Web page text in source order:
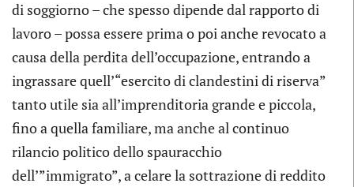
di soggiorno – che spesso dipende dal rapporto di
lavoro – possa essere prima o poi anche revocato a
causa della perdita dell’occupazione, entrando a
ingrassare quell’“esercito di clandestini di riserva”
tanto utile sia all’imprenditoria grande e piccola,
fino a quella familiare, ma anche al continuo
rilancio politico dello spauracchio
dell’”immigrato”, a celare la sottrazione di reddito